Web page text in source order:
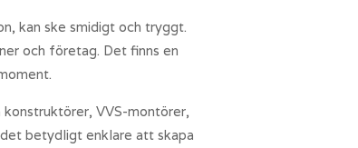
kan ske smidigt och tryggt.
och företag. Det finns en
VVS-montörer,
betydligt enklare att skapa